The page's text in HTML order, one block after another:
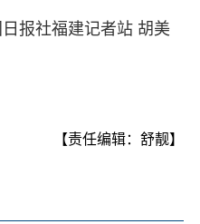
报社福建记者站 胡美
【责任编辑：舒靓】